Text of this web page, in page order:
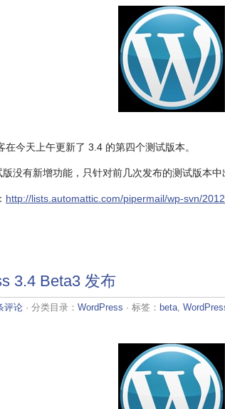
在今天上午更新了 3.4 的第四个测试版本。
没有新增功能，只针对前几次发布的测试版本中
http://lists.automattic.com/pipermail/wp-svn/
3.4 Beta3 发布
评论 · 分类目录： WordPress · 标签： beta,